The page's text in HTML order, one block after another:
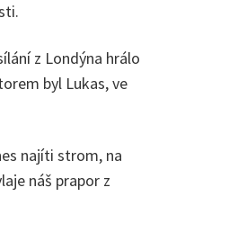
z Londýna hrálo
byl Lukas, ve
najíti strom, na
náš prapor z